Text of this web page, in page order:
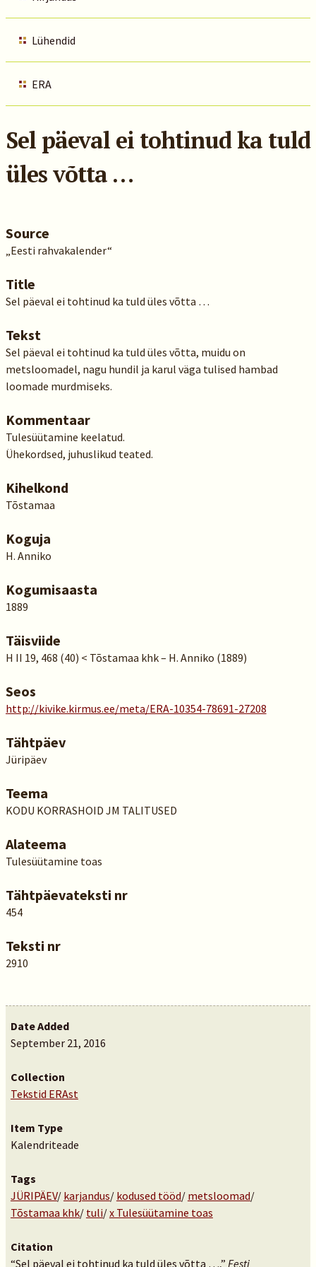
Lühendid
ERA
Sel päeval ei tohtinud ka tuld
üles võtta …
Source
„Eesti rahvakalender“
Title
Sel päeval ei tohtinud ka tuld üles võtta …
Tekst
Sel päeval ei tohtinud ka tuld üles võtta, muidu on
metsloomadel, nagu hundil ja karul väga tulised hambad
loomade murdmiseks.
Kommentaar
Tulesüütamine keelatud.
Ühekordsed, juhuslikud teated.
Kihelkond
Tõstamaa
Koguja
H. Anniko
Kogumisaasta
1889
Täisviide
H II 19, 468 (40) < Tõstamaa khk – H. Anniko (1889)
Seos
http://kivike.kirmus.ee/meta/ERA-10354-78691-27208
Tähtpäev
Jüripäev
Teema
KODU KORRASHOID JM TALITUSED
Alateema
Tulesüütamine toas
Tähtpäevateksti nr
454
Teksti nr
2910
Date Added
September 21, 2016
Collection
Tekstid ERAst
Item Type
Kalendriteade
Tags
JÜRIPÄEV/ karjandus/ kodused tööd/ metsloomad/
Tõstamaa khk/ tuli/x Tulesüütamine toas
Citation
“Sel päeval ei tohtinud ka tuld üles võtta …,” Eesti